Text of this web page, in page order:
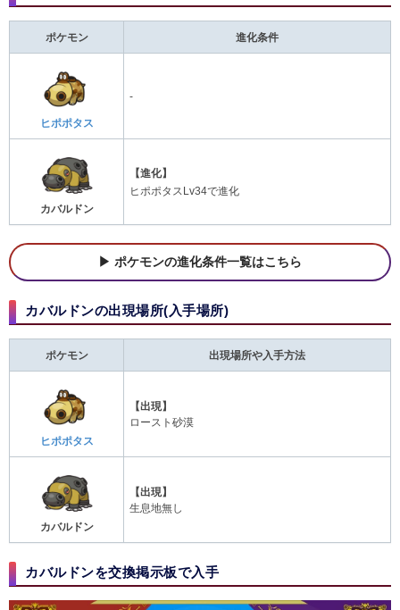
ポケモン 進化条件
ヒポポタス
-
カバルドン
【進化】
ヒポポタスLv34で進化
ポケモンの進化条件一覧はこちら
カバルドンの出現場所(入手場所)
ポケモン 出現場所や入手方法
ヒポポタス
【出現】
ロースト砂漠
カバルドン
【出現】
生息地無し
カバルドンを交換掲示板で入手